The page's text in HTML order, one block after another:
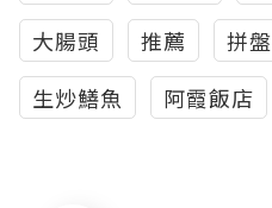
大腸頭
推薦 拼盤
生炒鱔魚
阿霞飯店